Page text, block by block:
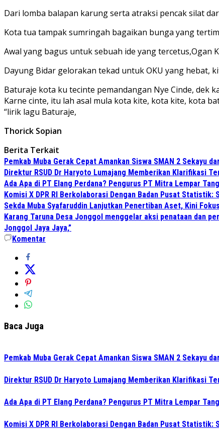
Dari lomba balapan karung serta atraksi pencak silat
Kota tua tampak sumringah bagaikan bunga yang
Awal yang bagus untuk sebuah ide yang
Dayung Bidar gelorakan tekad untuk OKU yang hebat,
Baturaje kota ku tecinte pemandangan Nye Cinde, dek
Karne cinte, itu lah asal mula kota kite, kota kite, kota
“lirik lagu Baturaje,
Thorick Sopian
Berita Terkait
Pemkab Muba Gerak Cepat Amankan Siswa SMAN 2 Sekayu
Direktur RSUD Dr Haryoto Lumajang Memberikan Klarifikasi
Ada Apa di PT Elang Perdana? Pengurus PT Mitra Lempar
Komisi X DPR RI Berkolaborasi Dengan Badan Pusat
Sekda Muba Syafaruddin Lanjutkan Penertiban Aset, Kini
Karang Taruna Desa Jonggol menggelar aksi penataan dan
Jonggol Jaya Jaya,”
Komentar
Baca Juga
Pemkab Muba Gerak Cepat Amankan Siswa SMAN 2 Sekayu
Direktur RSUD Dr Haryoto Lumajang Memberikan Klarifikasi
Ada Apa di PT Elang Perdana? Pengurus PT Mitra Lempar
Komisi X DPR RI Berkolaborasi Dengan Badan Pusat